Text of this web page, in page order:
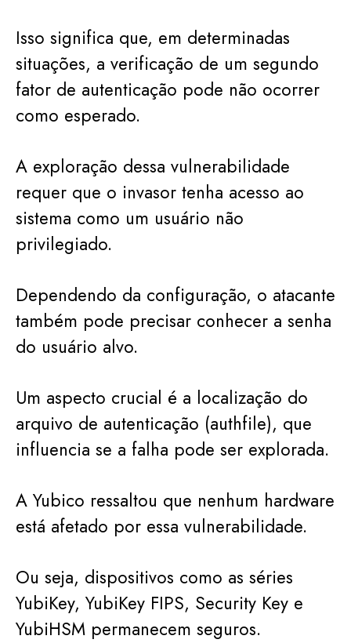
Isso significa que, em determinadas
situações, a verificação de um segundo
fator de autenticação pode não ocorrer
como esperado.
A exploração dessa vulnerabilidade
requer que o invasor tenha acesso ao
sistema como um usuário não
privilegiado.
Dependendo da configuração, o atacante
também pode precisar conhecer a senha
do usuário alvo.
Um aspecto crucial é a localização do
arquivo de autenticação (authfile), que
influencia se a falha pode ser explorada.
A Yubico ressaltou que nenhum hardware
está afetado por essa vulnerabilidade.
Ou seja, dispositivos como as séries
YubiKey, YubiKey FIPS, Security Key e
YubiHSM permanecem seguros.